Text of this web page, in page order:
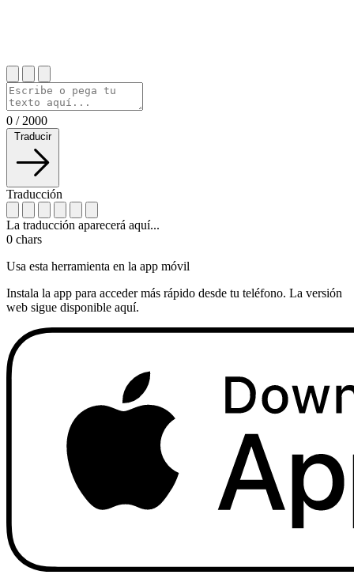
0 / 2000
Traducir
Traducción
La traducción aparecerá aquí...
0 chars
Usa esta herramienta en la app móvil
Instala la app para acceder más rápido desde tu teléfono. La versión
web sigue disponible aquí.